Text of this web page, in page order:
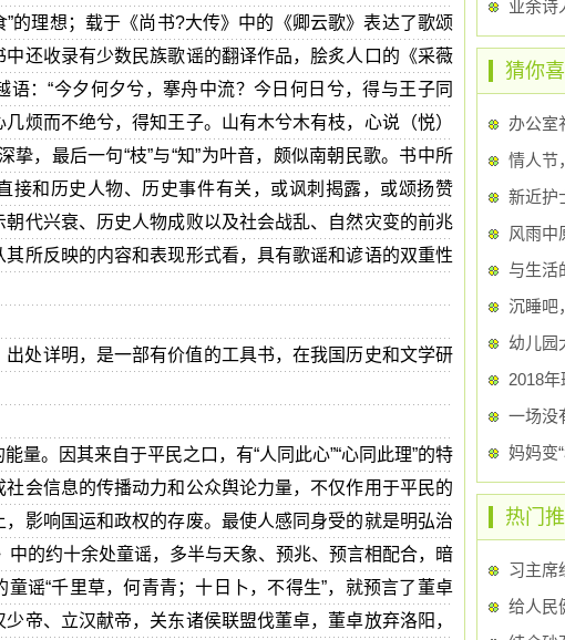
”的理想；载于《尚书?大传》中的《卿云歌》表达了歌颂
中还收录有少数民族歌谣的翻译作品，脍炙人口的《采薇
：“今夕何夕兮，搴舟中流？今日何日兮，得与王子同
烦而不绝兮，得知王子。山有木兮木有枝，心说（悦）
挚，最后一句“枝”与“知”为叶音，颇似南朝民歌。书中所
接和历史人物、历史事件有关，或讽刺揭露，或颂扬赞
代兴衰、历史人物成败以及社会战乱、自然灾变的前兆
所反映的内容和表现形式看，具有歌谣和谚语的双重性
处详明，是一部有价值的工具书，在我国历史和文学研
量。因其来自于平民之口，有“人同此心”“心同此理”的特
会信息的传播动力和公众舆论力量，不仅作用于平民的
，影响国运和政权的存废。最使人感同身受的就是明弘治
中的约十余处童谣，多半与天象、预兆、预言相配合，暗
谣“千里草，何青青；十日卜，不得生”，就预言了董卓
帝、立汉献帝，关东诸侯联盟伐董卓，董卓放弃洛阳，
猜你
办公室
情人节
新近护
风雨中
与生活
沉睡吧
幼儿园
2018
一场没
妈妈变
热门
习主席